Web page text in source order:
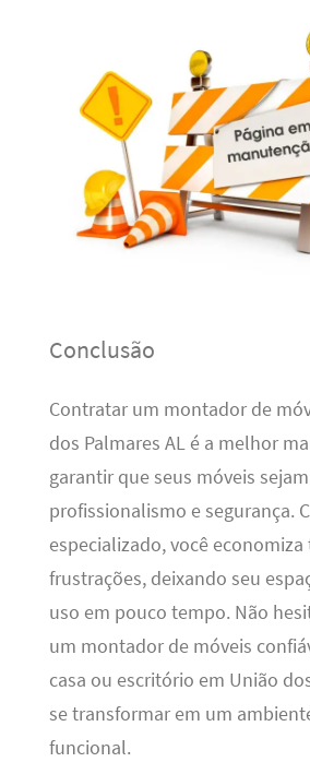
Conclusão
Contratar um montador de
dos Palmares AL é a melhor
garantir que seus móveis
profissionalismo e segurança.
especializado, você
frustrações, deixando seu
uso em pouco tempo. Não
um montador de móveis
casa ou escritório em União
se transformar em um
funcional.